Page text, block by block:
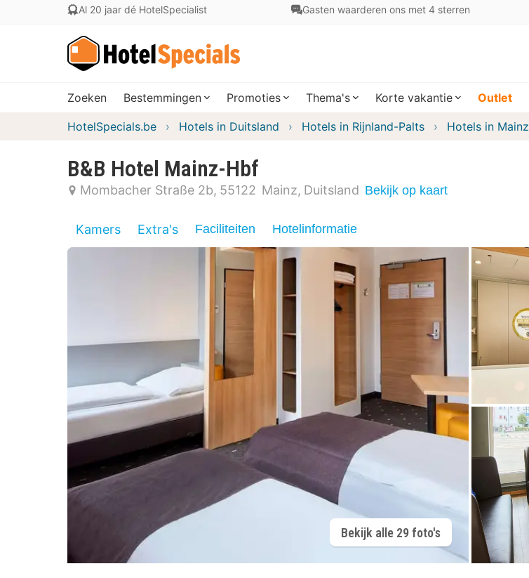
Al 20 jaar dé HotelSpecialist Gasten waarderen ons met 4 sterren
Zoeken Bestemmingen Promoties Thema's Korte vakantie Outlet
HotelSpecials.be Hotels in Duitsland Hotels in Rijnland-Palts Hotels in Mainz
B&B Hotel Mainz-Hbf
Mombacher Straße 2b 55122 Mainz Duitsland Bekijk op kaart
Kamers Extra's Faciliteiten Hotelinformatie
Bekijk alle 29 foto's